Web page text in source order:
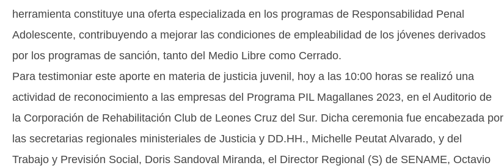
herramienta constituye una oferta especializada en los programas de Responsabilidad Penal
Adolescente, contribuyendo a mejorar las condiciones de empleabilidad de los jóvenes derivados
por los programas de sanción, tanto del Medio Libre como Cerrado.
Para testimoniar este aporte en materia de justicia juvenil, hoy a las 10:00 horas se realizó una
actividad de reconocimiento a las empresas del Programa PIL Magallanes 2023, en el Auditorio de
la Corporación de Rehabilitación Club de Leones Cruz del Sur. Dicha ceremonia fue encabezada por
las secretarias regionales ministeriales de Justicia y DD.HH., Michelle Peutat Alvarado, y del
Trabajo y Previsión Social, Doris Sandoval Miranda, el Director Regional (S) de SENAME, Octavio